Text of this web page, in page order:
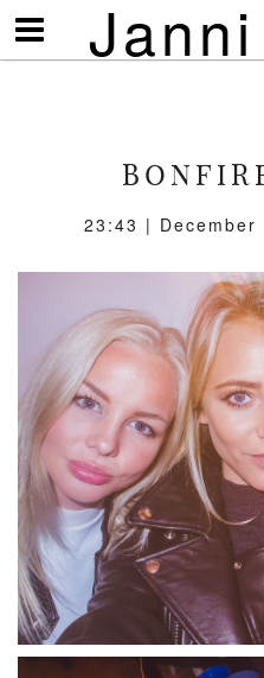
Visa/göm
meny
23:43 |